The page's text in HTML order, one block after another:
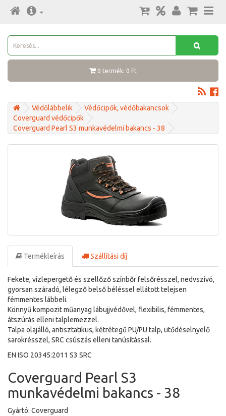
0 termék: 0 Ft
Védőlábbelik
Védőcipők, védőbakancsok
Coverguard védőcipők
Coverguard Pearl S3 munkavédelmi bakancs - 38
Termékleírás Szállítási díj
Fekete, vízlepergető és szellőző színbőr felsőrésszel, nedvszívó,
gyorsan száradó, lélegző belső béléssel ellátott telejsen
fémmentes lábbeli.
Könnyű kompozit műanyag lábujjvédővel, flexibilis, fémmentes,
átszúrás elleni talplemezzel.
Talpa olajálló, antisztatikus, kétrétegű PU/PU talp, ütődéselnyelő
sarokrésszel, SRC csúszás elleni tanúsítással.
EN ISO 20345:2011 S3 SRC
Coverguard Pearl S3
munkavédelmi bakancs - 38
Gyártó: Coverguard